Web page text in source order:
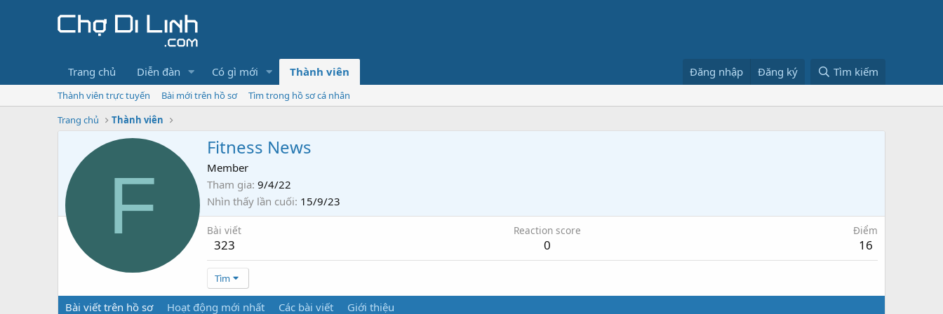
Trang chủ Diễn đàn Có gì mới Thành viên Đăng nhập Đăng ký Tìm kiếm
Thành viên trực tuyến Bài mới trên hồ sơ
Tìm trong hồ sơ cá nhân
Trang chủ
Thành viên
F
Fitness News
Member
Tham gia 9/4/22
Nhìn thấy lần cuối 15/9/23
Bài viết
323
Reaction score
0
Điểm
16
Tìm
Bài viết trên hồ sơ Hoạt động mới nhất Các bài viết Giới thiệu